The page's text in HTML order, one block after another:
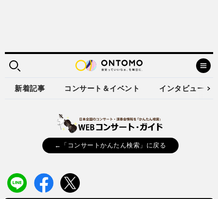
新着記事 コンサート＆イベント インタビュー
←「コンサートかんたん検索」に戻る